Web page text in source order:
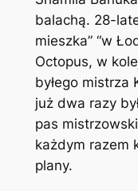
balachą. 28-
mieszka” “w
Octopus, w
byłego mistrza
już dwa razy
pas
każdym razem
plany.